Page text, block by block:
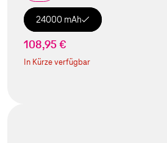
24000 mAh
108,95 €
In Kürze verfügbar